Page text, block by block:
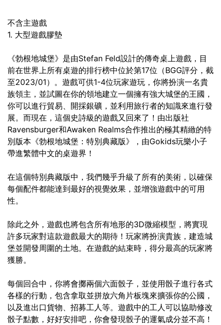
不含主遊戲
1. 大型遊戲膠墊
《勃根地城堡》是由Stefan Feld設計的傳奇桌上遊戲，目
前在世界上所有桌遊的排行榜中位於第17位（BGG評分，截
至2023/01）。遊戲可供1-4位玩家遊玩，你將扮演一名貴
族領主，並試圖在你的領地建立一個擁有強大城堡的王國，
你可以進行貿易、開採銀礦，並利用旅行者的知識來進行發
展。而現在，這個史詩級的遊戲又回來了！由出版社
Ravensburger和Awaken Realms合作推出的極其精緻的特
別版本《勃根地城堡：特別典藏版》，由Gokids玩樂小子
帶進繁體中文的桌遊界！
在這個特別典藏版中，我們幾乎升級了所有的美術，以確保
每個配件都能達到最好的視覺效果，並增強遊戲中的可用
性。
除此之外，遊戲也將包含所有地形的3D微縮模型，將實現
許多玩家對這款遊戲最大的期待！玩家將扮演貴族，建造城
堡並開發周圍的土地。在遊戲的結束時，得分最高的玩家將
獲勝。
每個回合中，你將會擲兩個六面骰子，並使用骰子進行各式
各樣的行動，包含拿取並拼放六角片板塊來擴張你的公國，
以及進出口貨物、招募工人等。遊戲中的工人可以協助修改
骰子點數，好好安排吧，你會發現骰子的運氣成分並不高！